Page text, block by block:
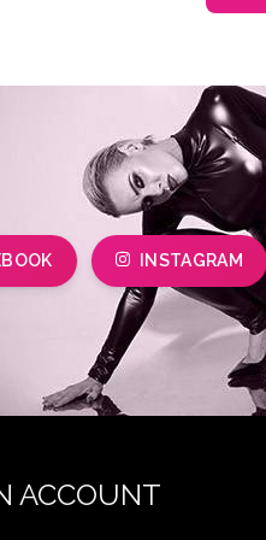
INSTAGRAM
ACCOUNT